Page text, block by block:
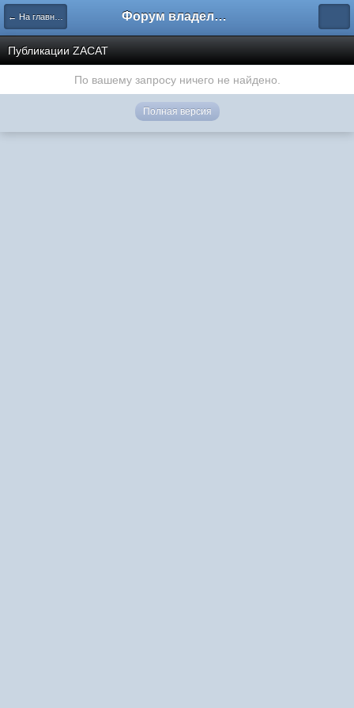
← На главную Форум владельцев интернет-магазинов
Публикации ZACAT
По вашему запросу ничего не найдено.
Полная версия